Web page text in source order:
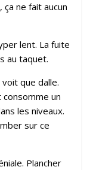
ne fait aucun
lent. La fuite
au taquet.
voit que dalle.
un
les niveaux.
sur ce
Plancher